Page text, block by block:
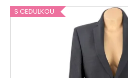
S CEDULKOU